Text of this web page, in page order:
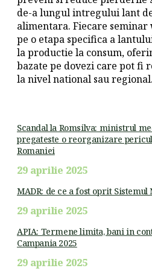
de-a lungul intregului lant
alimentara. Fiecare seminar
pe o etapa specifica a
la productie la consum,
bazate pe dovezi care pot fi
la nivel national sau regional.
Scandal la Romsilva: ministrul
pregateste o reorganizare
Romaniei
29 aprilie 2025
MADR: de ce a fost oprit
29 aprilie 2025
APIA: Termene limita, bani in
Campania 2025
29 aprilie 2025